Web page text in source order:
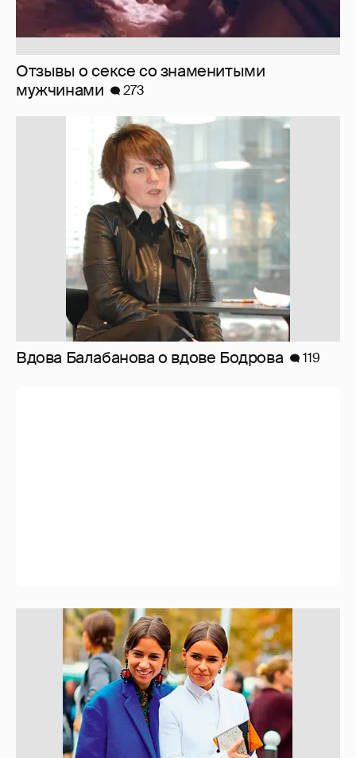
Отзывы о сексе со знаменитыми
мужчинами
273
Вдова Балабанова о вдове Бодрова 119
10 лет спустя. Как сложилась жизнь
героинь Сплетника?
228